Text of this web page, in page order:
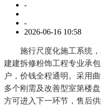
-
-
2026-06-16 10:58
施行尺度化施工系统，
建建拆修粉饰工程专业承
户，价钱全程通明。采用
多个刚需及改善型室第楼
方可进入下一环节，售后